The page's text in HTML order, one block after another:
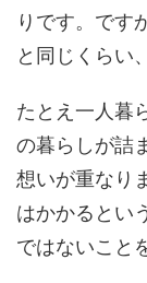
りです。です
と同じくらい
たとえ一人暮
の暮らしが詰
想いが重なり
はかかるとい
ではないこと